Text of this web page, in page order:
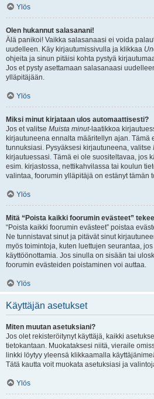
Ylös
Olen hukannut salasanani!
Älä panikoi! Vaikka salasanaasi ei voida
uudelleen. Käy kirjautumissivulla ja klikkaa
ohjeita ja sinun pitäisi kohta pystyä
Jos et pysty asettamaan salasanaasi
ylläpitäjään.
Ylös
Miksi minut kirjataan ulos automaattisesti?
Jos et valitse Muista minut-laatikkoa
kirjautuneena ennalta määritellyn ajan. Tämä
tunnuksiasi. Pysyäksesi kirjautuneena, valitse
kirjautuessasi. Tämä ei ole suositeltavaa, jos
esim. kirjastossa, nettikahvilassa tai koulun
valintaa, foorumin ylläpitäjä on estänyt tämän
Ylös
Mitä “Poista kaikki foorumin evästeet”
“Poista kaikki foorumin evästeet” poistaa
Ne tunnistavat sinut ja pitävät sinut
myös toimintoja, kuten luettujen seurantaa,
käyttöönottamia. Jos sinulla on sisään tai
foorumin evästeiden poistaminen voi auttaa.
Ylös
Käyttäjän asetukset
Miten muutan asetuksiani?
Jos olet rekisteröitynyt käyttäjä, kaikki
tietokantaan. Muokataksesi niitä, vieraile
linkki löytyy yleensä klikkaamalla
Tätä kautta voit muokata asetuksiasi ja
Ylös